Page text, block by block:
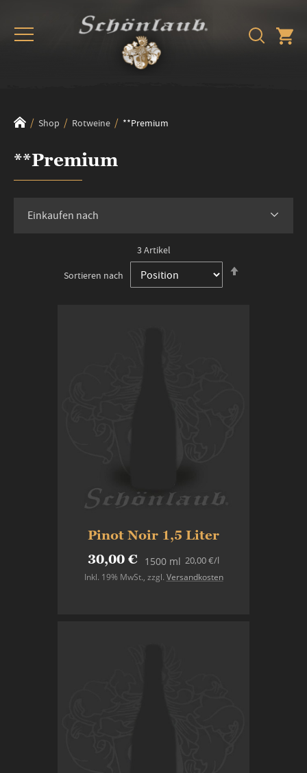
Shop Rotweine **Premium
**Premium
3Artikel
Sortieren nach
Pinot Noir 1,5 Liter
30,00 € 1500 ml
Inkl. 19% MwSt., zzgl. Versandkosten
20,00 €/l
Einkaufen nach